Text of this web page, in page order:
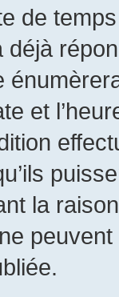
de
déjà
et
la